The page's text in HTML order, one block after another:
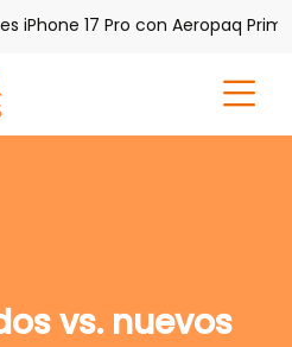
17 Pro con Aeropaq Prime
vs. nuevos